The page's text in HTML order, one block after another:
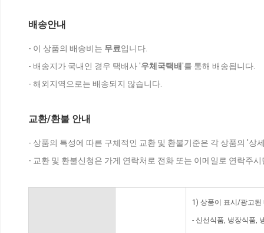
배송안내
- 이 상품의 배송비는 무료입니다.
- 배송지가 국내인 경우 택배사 '우체국택배'를 통해 배송됩니다.
- 해외지역으로는 배송되지 않습니다.
교환/환불 안내
- 상품의 특성에 따른 구체적인 교환 및 환불기준은 각 상품의 '상
- 교환 및 환불신청은 가게 연락처로 전화 또는 이메일로 연락주
1) 상품이 표시/광고된
- 신선식품, 냉장식품,